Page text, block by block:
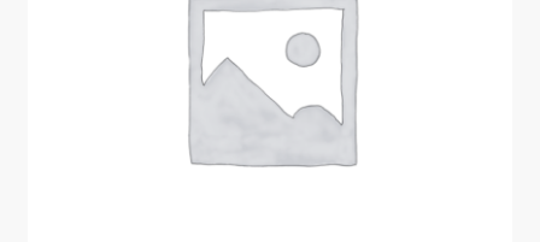
Юридические данные